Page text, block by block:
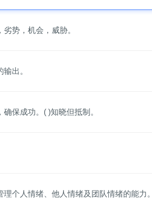
势，机会，威胁。
出。
保成功。( )知晓但抵制。
理个人情绪、他人情绪及团队情绪的能力。